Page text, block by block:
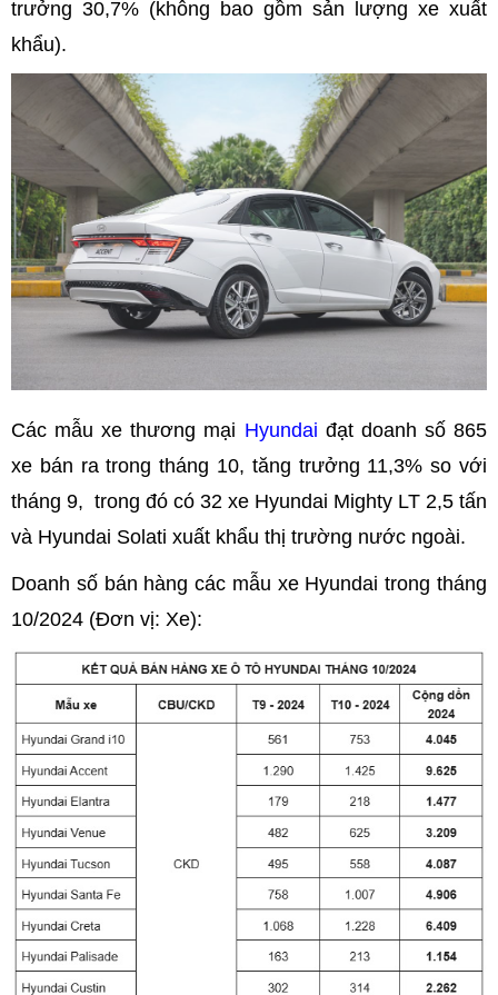
trưởng 30,7% (không bao gồm sản lượng xe xuất
khẩu).
Các mẫu xe thương mại Hyundai đạt doanh số 865
xe bán ra trong tháng 10, tăng trưởng 11,3% so với
tháng 9, trong đó có 32 xe Hyundai Mighty LT 2,5 tấn
và Hyundai Solati xuất khẩu thị trường nước ngoài.
Doanh số bán hàng các mẫu xe Hyundai trong tháng
10/2024 (Đơn vị: Xe):